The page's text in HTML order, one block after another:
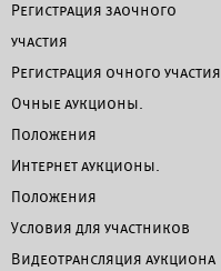
Регистрация заочного
участия
Регистрация очного участия
Очные аукционы.
Положения
Интернет аукционы.
Положения
Условия для участников
Видеотрансляция аукциона